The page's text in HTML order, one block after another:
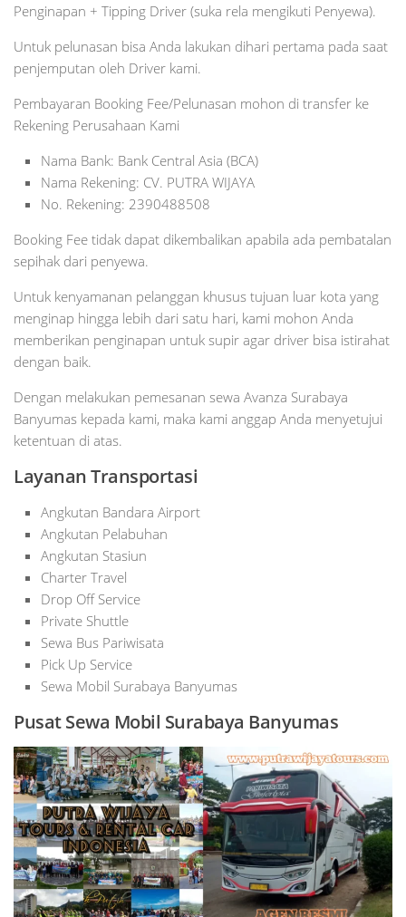
Penginapan + Tipping Driver (suka rela mengikuti Penyewa).
Untuk pelunasan bisa Anda lakukan dihari pertama pada saat
penjemputan oleh Driver kami.
Pembayaran Booking Fee/Pelunasan mohon di transfer ke
Rekening Perusahaan Kami
Nama Bank: Bank Central Asia (BCA)
Nama Rekening: CV. PUTRA WIJAYA
No. Rekening: 2390488508
Booking Fee tidak dapat dikembalikan apabila ada pembatalan
sepihak dari penyewa.
Untuk kenyamanan pelanggan khusus tujuan luar kota yang
menginap hingga lebih dari satu hari, kami mohon Anda
memberikan penginapan untuk supir agar driver bisa istirahat
dengan baik.
Dengan melakukan pemesanan sewa Avanza Surabaya
Banyumas kepada kami, maka kami anggap Anda menyetujui
ketentuan di atas.
Layanan Transportasi
Angkutan Bandara Airport
Angkutan Pelabuhan
Angkutan Stasiun
Charter Travel
Drop Off Service
Private Shuttle
Sewa Bus Pariwisata
Pick Up Service
Sewa Mobil Surabaya Banyumas
Pusat Sewa Mobil Surabaya Banyumas